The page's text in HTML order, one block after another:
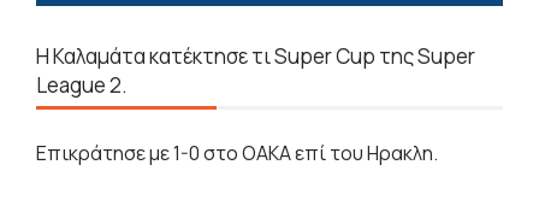
Η Καλαμάτα κατέκτησε τι Super Cup της Super
League 2.
Επικράτησε με 1-0 στο ΟΑΚΑ επί του Ηρακλη.